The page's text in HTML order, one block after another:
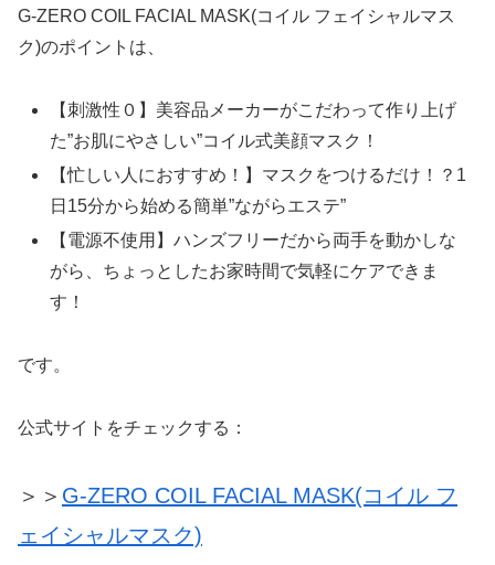
G-ZERO COIL FACIAL MASK(コイル フェイシャルマス
ク)のポイントは、
【刺激性０】美容品メーカーがこだわって作り上げ
た”お肌にやさしい”コイル式美顔マスク！
【忙しい人におすすめ！】マスクをつけるだけ！？1
日15分から始める簡単”ながらエステ”
【電源不使用】ハンズフリーだから両手を動かしな
がら、ちょっとしたお家時間で気軽にケアできま
す！
です。
公式サイトをチェックする：
＞＞ G-ZERO COIL FACIAL MASK(コイル フ
ェイシャルマスク)